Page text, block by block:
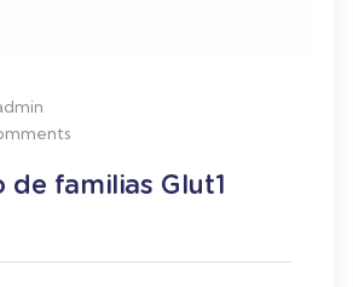
de familias Glut1